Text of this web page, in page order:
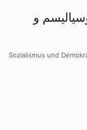
و
Sozialismus und